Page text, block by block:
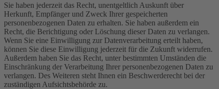
Sie haben jederzeit das Recht, unentgeltlich Auskunft über
Herkunft, Empfänger und Zweck Ihrer gespeicherten
personenbezogenen Daten zu erhalten. Sie haben außerdem ein
Recht, die Berichtigung oder Löschung dieser Daten zu verlangen.
Wenn Sie eine Einwilligung zur Datenverarbeitung erteilt haben,
können Sie diese Einwilligung jederzeit für die Zukunft widerrufen.
Außerdem haben Sie das Recht, unter bestimmten Umständen die
Einschränkung der Verarbeitung Ihrer personenbezogenen Daten zu
verlangen. Des Weiteren steht Ihnen ein Beschwerderecht bei der
zuständigen Aufsichtsbehörde zu.